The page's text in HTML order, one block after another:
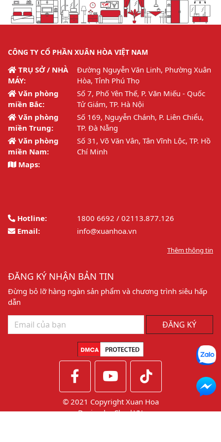
CÔNG TY CỔ PHẦN XUÂN HÒA VIỆT NAM
TRỤ SỞ / NHÀ
MÁY:
Đường Nguyễn Văn Linh, Phường Xuân
Hòa, Tỉnh Phú Thọ
Văn phòng
miền Bắc:
Số 7, Phố Yên Thế, P. Văn Miếu - Quốc
Tử Giám, TP. Hà Nội
Văn phòng
miền Trung:
Số 169, Nguyễn Chánh, P. Liên Chiểu,
TP. Đà Nẵng
Văn phòng
miền Nam:
Số 31, Võ Văn Vân, Tân Vĩnh Lộc, TP. Hồ
Chí Minh
Maps:
Hotline:
1800 6692 / 02113.877.126
Email:
info@xuanhoa.vn
Thêm thông tin
© 2021 Copyright Xuan Hoa
Design byCheckVN
ĐĂNG KÝ NHẬN BẢN TIN
Đừng bỏ lỡ hàng ngàn sản phẩm và chương trình siêu hấp
dẫn
ĐĂNG KÝ